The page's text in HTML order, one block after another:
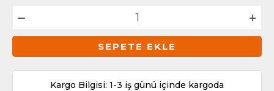
SEPETE EKLE
Kargo Bilgisi: 1-3 iş günü içinde kargoda